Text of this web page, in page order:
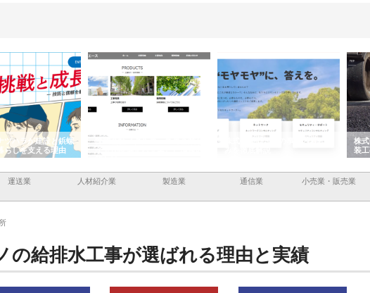
ツハラが建設と鋲螺
らしを支える理由
イトが提供する充実した情報内
株式会社ＣＳＡの事業内容と強
株
装
運送業 人材紹介業 製造業 通信業 小売業・販売業
の給排水工事が選ばれる理由と実績